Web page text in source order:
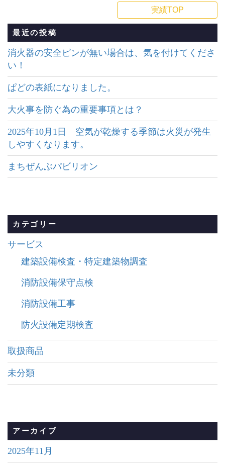
実績TOP
最近の投稿
消火器の安全ピンが無い場合は、気を付けてくださ
い！
ぱどの表紙になりました。
大火事を防ぐ為の重要事項とは？
2025年10月1日 空気が乾燥する季節は火災が発生
しやすくなります。
まちぜんぶパビリオン
カテゴリー
サービス
建築設備検査・特定建築物調査
消防設備保守点検
消防設備工事
防火設備定期検査
取扱商品
未分類
アーカイブ
2025年11月